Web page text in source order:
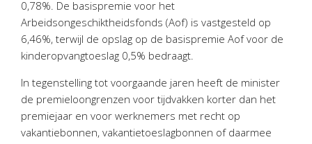
Handige links
Downloads
Contact
Avanti Online
0,78%. De basispremie voor het
Arbeidsongeschiktheidsfonds (Aof) is vastgesteld op
6,46%, terwijl de opslag op de basispremie Aof voor de
kinderopvangtoeslag 0,5% bedraagt.
In tegenstelling tot voorgaande jaren heeft de minister
de premieloongrenzen voor tijdvakken korter dan het
premiejaar en voor werknemers met recht op
vakantiebonnen, vakantietoeslagbonnen of daarmee